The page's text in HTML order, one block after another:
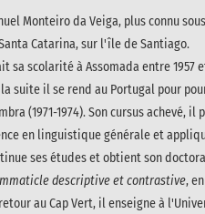
Monteiro da Veiga, plus connu
Catarina, sur l'île de Santiago.
sa scolarité à Assomada entre 1957
la suite il se rend au Portugal pour
(1971-1974). Son cursus achevé,
en linguistique générale et
ses études et obtient son
descriptive et contrastive,
au Cap Vert, il enseigne à